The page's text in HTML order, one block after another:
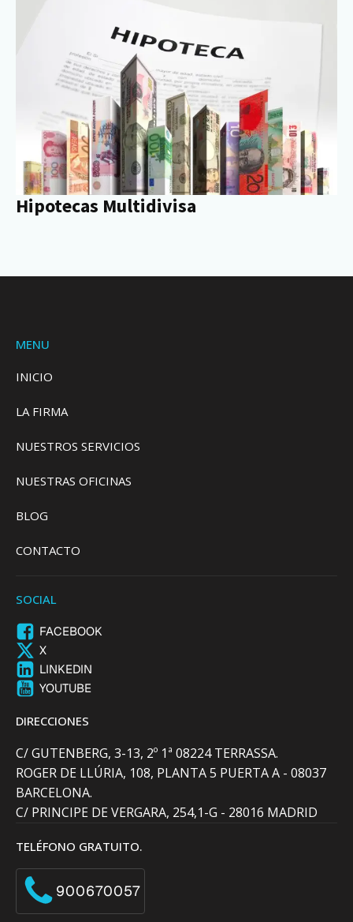
Hipotecas Multidivisa
MENU
INICIO
LA FIRMA
NUESTROS SERVICIOS
NUESTRAS OFICINAS
BLOG
CONTACTO
SOCIAL
FACEBOOK
X
LINKEDIN
YOUTUBE
DIRECCIONES
C/ GUTENBERG, 3-13, 2º 1ª 08224 TERRASSA.
ROGER DE LLÚRIA, 108, PLANTA 5 PUERTA A - 08037
BARCELONA.
C/ PRINCIPE DE VERGARA, 254,1-G - 28016 MADRID
TELÉFONO GRATUITO.
900670057